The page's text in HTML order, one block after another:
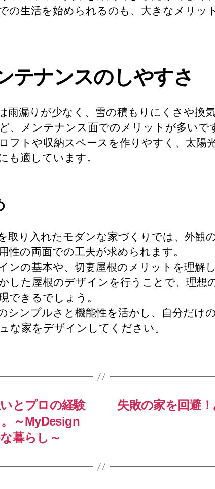
の生活を始められるのも、大きなメリッ
テナンスのしやすさ
雨漏りが少なく、雪の積もりにくさや換
、メンテナンス面でのメリットが多いで
フトや収納スペースを作りやすく、太陽
も適しています。
取り入れたモダンな家づくりでは、外観
性の両面での工夫が求められます。
ンの基本や、切妻屋根のメリットを理解
した屋根のデザインを行うことで、理想
できるでしょう。
シンプルさと機能性を活かし、自分だけ
な家をデザインしてください。
とプロの経験
～MyDesign
暮らし～
失敗の家を回避